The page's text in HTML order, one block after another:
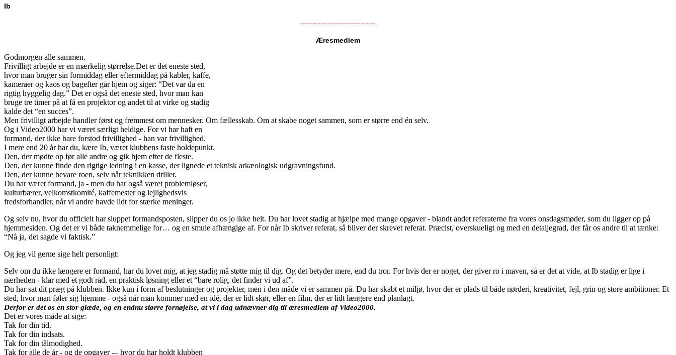
Ib
------------------------------
Æresmedlem
Godmorgen alle sammen.
Frivilligt arbejde er en mærkelig størrelse.Det er det eneste sted,
hvor man bruger sin formiddag eller eftermiddag på kabler, kaffe,
kameraer og kaos og bagefter går hjem og siger: “Det var da en
rigtig hyggelig dag.” Det er også det eneste sted, hvor man kan
bruge tre timer på at få en projektor og andet til at virke og stadig
kalde det “en succes”.
Men frivilligt arbejde handler først og fremmest om mennesker. Om fællesskab. Om at skabe noget sammen, som er større end én selv.
Og i Video2000 har vi været særligt heldige. For vi har haft en
formand, der ikke bare forstod frivillighed - han var frivillighed.
I mere end 20 år har du, kære Ib, været klubbens faste holdepunkt.
Den, der mødte op før alle andre og gik hjem efter de fleste.
Den, der kunne finde den rigtige ledning i en kasse, der lignede et teknisk arkæologisk udgravningsfund.
Den, der kunne bevare roen, selv når teknikken driller.
Du har været formand, ja - men du har også været problemløser,
kulturbærer, velkomstkomité, kaffemester og lejlighedsvis
fredsforhandler, når vi andre havde lidt for stærke meninger.
Og selv nu, hvor du officielt har sluppet formandsposten, slipper du os jo ikke helt. Du har lovet stadig at hjælpe med mange opgaver - blandt andet referaterne fra vores onsdagsmøder, som du ligger op på
hjemmesiden. Og det er vi både taknemmelige for… og en smule afhængige af. For når Ib skriver referat, så bliver der skrevet referat. Præcist, overskueligt og med en detaljegrad, der får os andre til at tænke:
“Nå ja, det sagde vi faktisk.”
Og jeg vil gerne sige helt personligt:
Selv om du ikke længere er formand, har du lovet mig, at jeg stadig må støtte mig til dig. Og det betyder mere, end du tror. For hvis der er noget, der giver ro i maven, så er det at vide, at Ib stadig er lige i
nærheden - klar med et godt råd, en praktisk løsning eller et “bare rolig, det finder vi ud af”.
Du har sat dit præg på klubben. Ikke kun i form af beslutninger og projekter, men i den måde vi er sammen på. Du har skabt et miljø, hvor der er plads til både nørderi, kreativitet, fejl, grin og store ambitioner. Et
sted, hvor man føler sig hjemme - også når man kommer med en idé, der er lidt skør, eller en film, der er lidt længere end planlagt.
Derfor er det os en stor glæde, og en endnu større fornøjelse, at vi i dag udnævner dig til æresmedlem af Video2000.
Det er vores måde at sige:
Tak for din tid.
Tak for din indsats.
Tak for din tålmodighed.
Tak for alle de år - og de opgaver -– hvor du har holdt klubben